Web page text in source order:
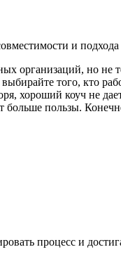
и
организаций, но не
того, кто
хороший коуч не
пользы.
процесс и